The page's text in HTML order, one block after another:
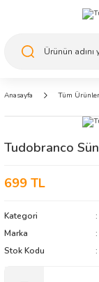
Anasayfa Tüm Ürünler
Tudobranco
699 TL
Kategori
Marka
Stok Kodu